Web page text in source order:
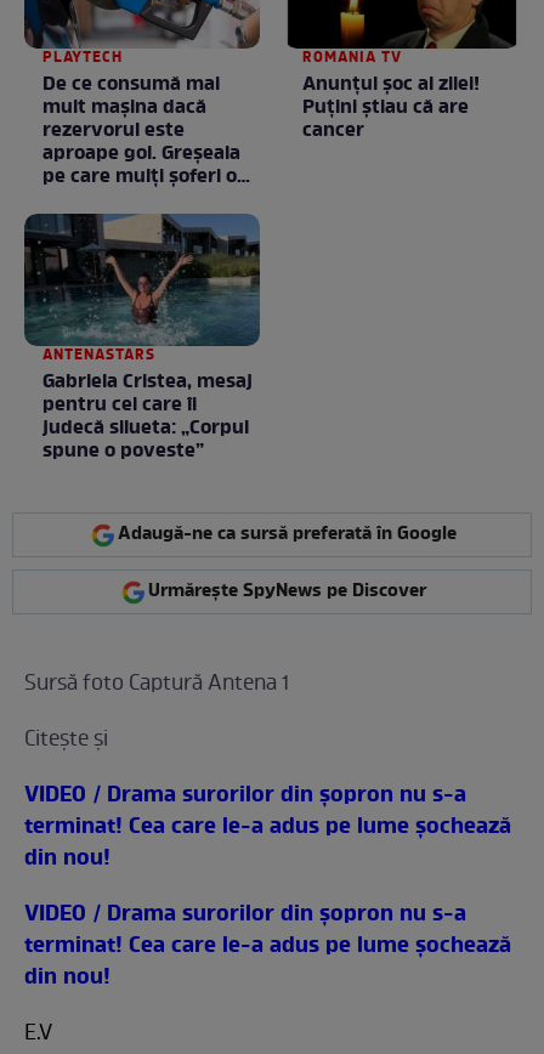
PLAYTECH
De ce consumă mai
mult mașina dacă
rezervorul este
aproape gol. Greșeala
pe care mulți șoferi o
ROMANIA TV
Anunţul şoc al zilei!
Puţini ştiau că are
cancer
ANTENASTARS
Gabriela Cristea, mesaj
pentru cei care îi
judecă silueta: „Corpul
spune o poveste”
Adaugă-ne ca sursă preferată în Google
Urmărește SpyNews pe Discover
Sursă foto Captură Antena 1
Citeşte şi
VIDEO / Drama surorilor din şopron nu s-a
terminat! Cea care le-a adus pe lume şochează
din nou!
VIDEO / Drama surorilor din şopron nu s-a
terminat! Cea care le-a adus pe lume şochează
din nou!
E.V